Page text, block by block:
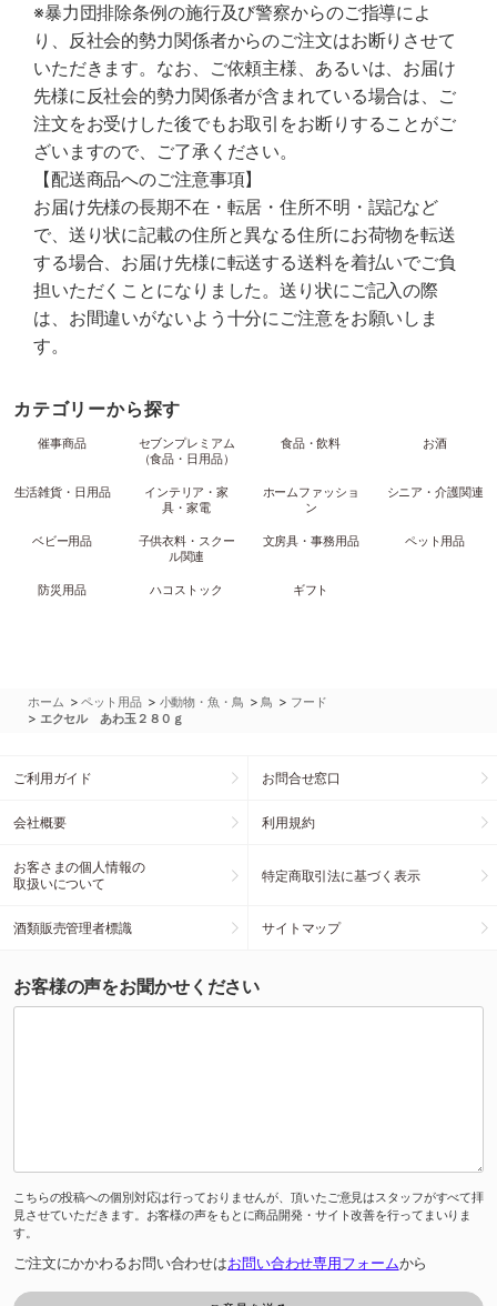
※暴力団排除条例の施行及び警察からのご指導によ
り、反社会的勢力関係者からのご注文はお断りさせて
いただきます。なお、ご依頼主様、あるいは、お届け
先様に反社会的勢力関係者が含まれている場合は、ご
注文をお受けした後でもお取引をお断りすることがご
ざいますので、ご了承ください。
【配送商品へのご注意事項】
お届け先様の長期不在・転居・住所不明・誤記など
で、送り状に記載の住所と異なる住所にお荷物を転送
する場合、お届け先様に転送する送料を着払いでご負
担いただくことになりました。送り状にご記入の際
は、お間違いがないよう十分にご注意をお願いしま
す。
カテゴリーから探す
催事商品
セブンプレミアム
（食品・日用品）
食品・飲料 お酒
生活雑貨・日用品
インテリア・家
具・家電
ホームファッショ
ン
シニア・介護関連
ベビー用品
子供衣料・スクー
ル関連
文房具・事務用品 ペット用品
防災用品 ハコストック ギフト
ホーム >ペット用品 > 小動物・魚・鳥 >鳥 > フード
> エクセル あわ玉２８０ｇ
ご利用ガイド お問合せ窓口
会社概要 利用規約
お客さまの個人情報の
取扱いについて
特定商取引法に基づく表示
酒類販売管理者標識 サイトマップ
お客様の声をお聞かせください
こちらの投稿への個別対応は行っておりませんが、頂いたご意見はスタッフがすべて拝
見させていただきます。お客様の声をもとに商品開発・サイト改善を行ってまいりま
す。
ご注文にかかわるお問い合わせはお問い合わせ専用フォームから